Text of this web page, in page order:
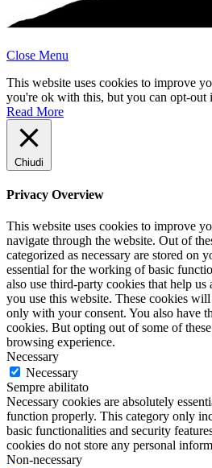
Close Menu
This website uses cookies to improve
you're ok with this, but you can opt-out
Read More
Chiudi
Privacy Overview
This website uses cookies to improve
navigate through the website. Out of
categorized as necessary are stored on
essential for the working of basic
also use third-party cookies that help
you use this website. These cookies
only with your consent. You also have
cookies. But opting out of some of
browsing experience.
Necessary
Necessary
Sempre abilitato
Necessary cookies are absolutely
function properly. This category only
basic functionalities and security
cookies do not store any personal
Non-necessary